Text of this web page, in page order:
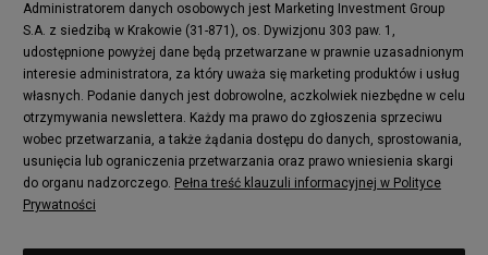
Administratorem danych osobowych jest Marketing Investment Group
S.A. z siedzibą w Krakowie (31-871), os. Dywizjonu 303 paw. 1,
udostępnione powyżej dane będą przetwarzane w prawnie uzasadnionym
interesie administratora, za który uważa się marketing produktów i usług
własnych. Podanie danych jest dobrowolne, aczkolwiek niezbędne w celu
otrzymywania newslettera. Każdy ma prawo do zgłoszenia sprzeciwu
wobec przetwarzania, a także żądania dostępu do danych, sprostowania,
usunięcia lub ograniczenia przetwarzania oraz prawo wniesienia skargi
do organu nadzorczego. Pełna treść klauzuli informacyjnej w Polityce
Prywatności